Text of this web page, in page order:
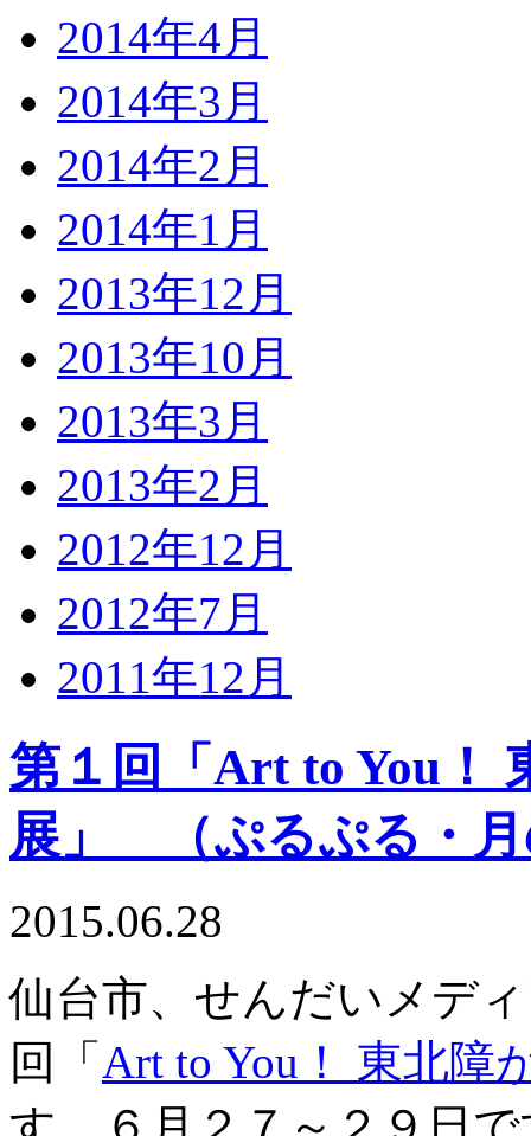
2014年4月
2014年3月
2014年2月
2014年1月
2013年12月
2013年10月
2013年3月
2013年2月
2012年12月
2012年7月
2011年12月
第１回「Art to You！
展」 （ぷるぷる・月
2015.06.28
仙台市、せんだいメデ
回
「 Art to You！ 東北障
す。６月２７～２９日